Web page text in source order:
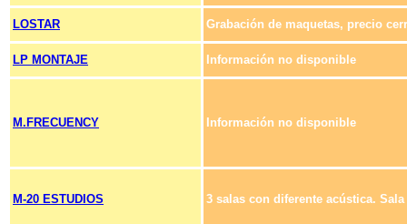
LOSTAR Grabación de maquetas, precio
LP MONTAJE Información no disponible
M.FRECUENCY Información no disponible
M-20 ESTUDIOS 3 salas con diferente acústica.